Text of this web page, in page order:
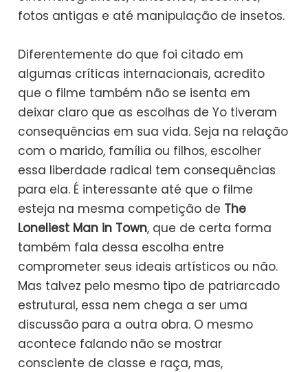
fotos antigas e até manipulação de insetos.
Diferentemente do que foi citado em
algumas críticas internacionais, acredito
que o filme também não se isenta em
deixar claro que as escolhas de Yo tiveram
consequências em sua vida. Seja na relação
com o marido, família ou filhos, escolher
essa liberdade radical tem consequências
para ela. É interessante até que o filme
esteja na mesma competição de The
Loneliest Man in Town, que de certa forma
também fala dessa escolha entre
comprometer seus ideais artísticos ou não.
Mas talvez pelo mesmo tipo de patriarcado
estrutural, essa nem chega a ser uma
discussão para a outra obra. O mesmo
acontece falando não se mostrar
consciente de classe e raça, mas,